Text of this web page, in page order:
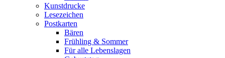
Kunstdrucke
Lesezeichen
Postkarten
Bären
Frühling & Sommer
Für alle Lebenslagen